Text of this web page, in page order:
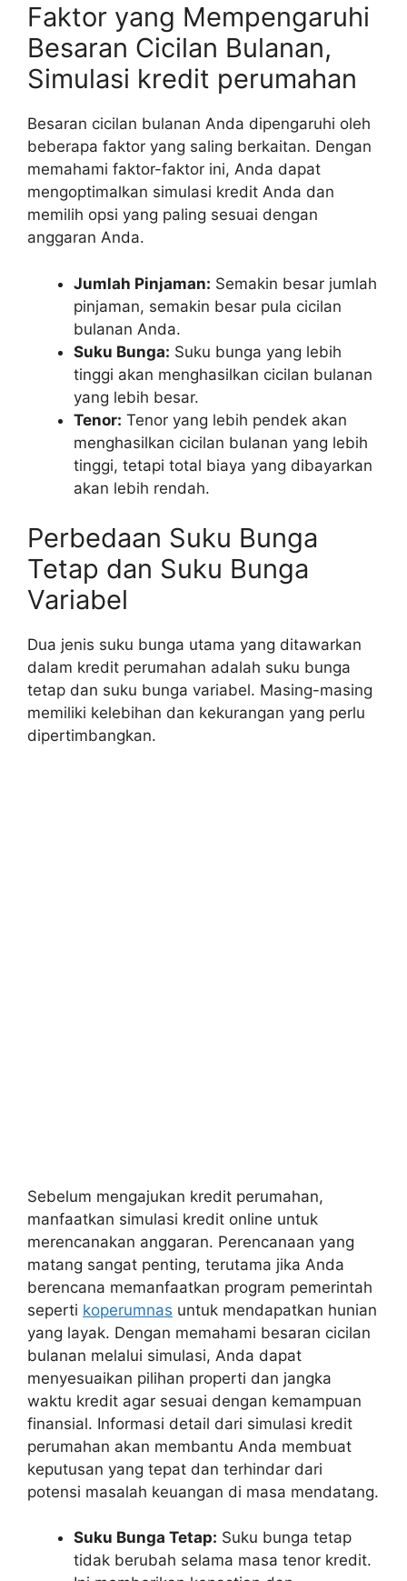
Faktor yang Mempengaruhi
Besaran Cicilan Bulanan,
Simulasi kredit perumahan
Besaran cicilan bulanan Anda dipengaruhi oleh
beberapa faktor yang saling berkaitan. Dengan
memahami faktor-faktor ini, Anda dapat
mengoptimalkan simulasi kredit Anda dan
memilih opsi yang paling sesuai dengan
anggaran Anda.
Jumlah Pinjaman: Semakin besar jumlah
pinjaman, semakin besar pula cicilan
bulanan Anda.
Suku Bunga: Suku bunga yang lebih
tinggi akan menghasilkan cicilan bulanan
yang lebih besar.
Tenor: Tenor yang lebih pendek akan
menghasilkan cicilan bulanan yang lebih
tinggi, tetapi total biaya yang dibayarkan
akan lebih rendah.
Perbedaan Suku Bunga
Tetap dan Suku Bunga
Variabel
Dua jenis suku bunga utama yang ditawarkan
dalam kredit perumahan adalah suku bunga
tetap dan suku bunga variabel. Masing-masing
memiliki kelebihan dan kekurangan yang perlu
dipertimbangkan.
Sebelum mengajukan kredit perumahan,
manfaatkan simulasi kredit online untuk
merencanakan anggaran. Perencanaan yang
matang sangat penting, terutama jika Anda
berencana memanfaatkan program pemerintah
seperti koperumnas untuk mendapatkan hunian
yang layak. Dengan memahami besaran cicilan
bulanan melalui simulasi, Anda dapat
menyesuaikan pilihan properti dan jangka
waktu kredit agar sesuai dengan kemampuan
finansial. Informasi detail dari simulasi kredit
perumahan akan membantu Anda membuat
keputusan yang tepat dan terhindar dari
potensi masalah keuangan di masa mendatang.
Suku Bunga Tetap: Suku bunga tetap
tidak berubah selama masa tenor kredit.